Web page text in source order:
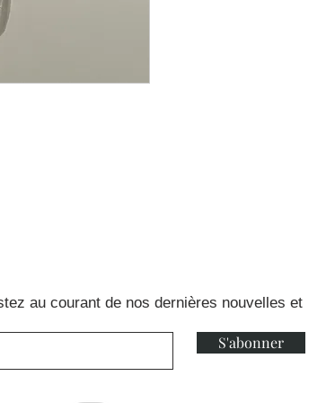
au courant de nos dernières nouvelles et
S'abonner